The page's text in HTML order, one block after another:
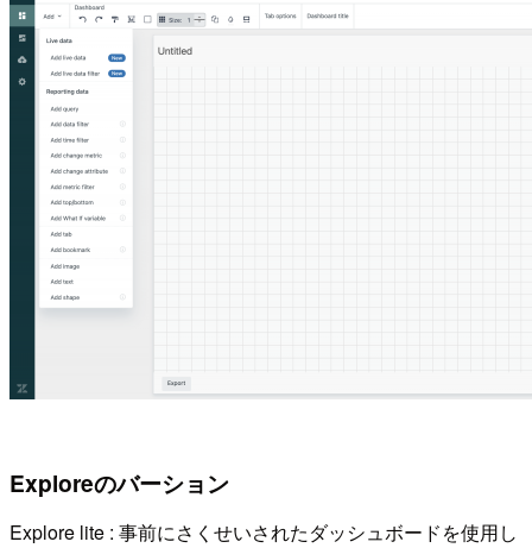
Exploreのバーション
Explore lite : 事前にさくせいされたダッシュボードを使用し